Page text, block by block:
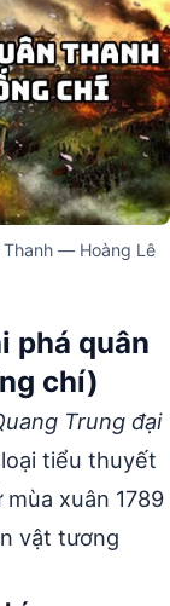
Thanh — Hoàng Lê
phá quân
chí)
Trung đại
tiểu thuyết
xuân 1789
vật tương